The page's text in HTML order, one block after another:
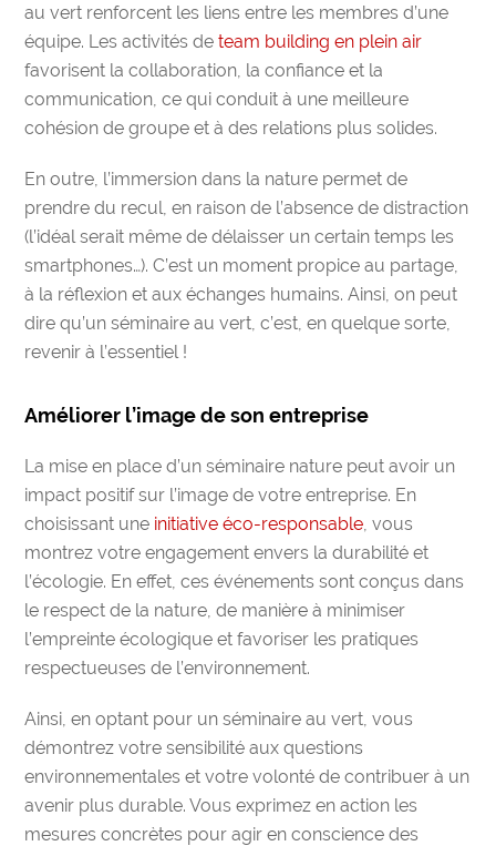
au vert renforcent les liens entre les membres d’une
équipe. Les activités deteam building en plein air
favorisent la collaboration, la confiance et la
communication, ce qui conduit à une meilleure
cohésion de groupe et à des relations plus solides.
En outre, l’immersion dans la nature permet de
prendre du recul, en raison de l’absence de distraction
(l’idéal serait même de délaisser un certain temps les
smartphones…). C’est un moment propice au partage,
à la réflexion et aux échanges humains. Ainsi, on peut
dire qu’un séminaire au vert, c’est, en quelque sorte,
revenir à l’essentiel !
Améliorer l’image de son entreprise
La mise en place d’un séminaire nature peut avoir un
impact positif sur l’image de votre entreprise. En
choisissant une initiative éco-responsable , vous
montrez votre engagement envers la durabilité et
l’écologie. En effet, ces événements sont conçus dans
le respect de la nature, de manière à minimiser
l’empreinte écologique et favoriser les pratiques
respectueuses de l’environnement.
Ainsi, en optant pour unséminaire au vert , vous
démontrez votresensibilité aux questions
environnementales et votre volonté decontribuer à un
avenir plus durable. Vous exprimez en action les
mesures concrètes pour agir en conscience des